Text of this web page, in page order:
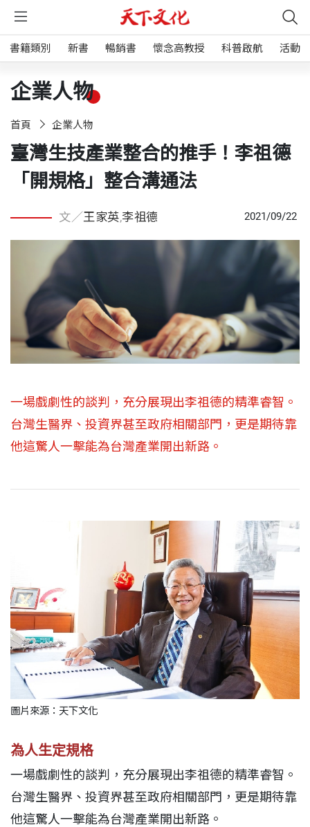
書籍類別 新書 暢銷書 懷念高教授 科普啟航 活動
企業人物
首頁 企業人物
臺灣生技產業整合的推手！李祖德
「開規格」整合溝通法
文／王家英,李祖德 2021/09/22
一場戲劇性的談判，充分展現出李祖德的精準睿智。
台灣生醫界、投資界甚至政府相關部門，更是期待靠
他這驚人一擊能為台灣產業開出新路。
圖片來源： 天下文化
為人生定規格
一場戲劇性的談判，充分展現出李祖德的精準睿智。
台灣生醫界、投資界甚至政府相關部門，更是期待靠
他這驚人一擊能為台灣產業開出新路。